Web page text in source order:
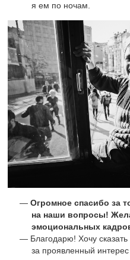
я ем по ночам.
Огромное спасибо за
на наши вопросы!
эмоциональных
Благодарю! Хочу
за проявленный